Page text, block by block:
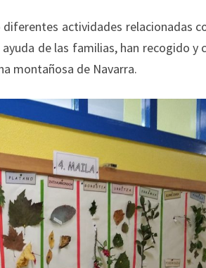
actividades relacionadas
de las familias, han recogido y
montañosa de Navarra.